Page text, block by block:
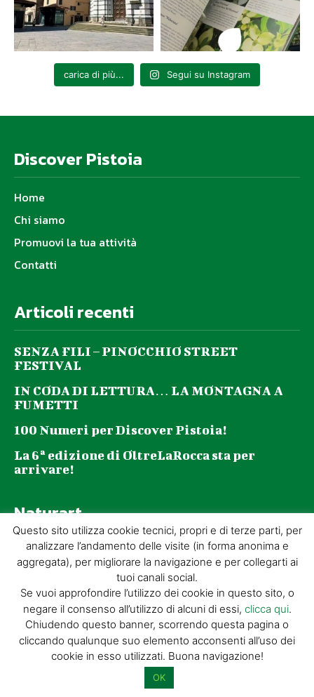
carica di più... Segui su Instagram
Discover Pistoia
Home
Chi siamo
Promuovi la tua attività
Contatti
Articoli recenti
SENZA FILI – PINOCCHIO STREET
FESTIVAL
IN CODA DI LETTURA… LA MONTAGNA A
FUMETTI
100 Numeri per Discover Pistoia!
La 6ª edizione di OltreLaRocca sta per
arrivare!
Naturart
100 Numeri per Discover Pistoia!
Aperture straordinarie della Fortezza di
Santa Barbara e dell’ex Chiesa del Tau con
“Tau Stories”, un ciclo di incontri alla
scoperta degli affreschi di...
Alla scoperta di Gavinana con NATURART 54:
un viaggio tra storia, cultura e territorio
I libri della Giorgio Tesi Editrice ora
Questo sito utilizza cookie tecnici, propri e di terze parti, per
analizzare l’andamento delle visite (in forma anonima e
aggregata), per migliorare la navigazione e per collegarti ai
tuoi canali social.
Se vuoi approfondire l’utilizzo dei cookie in questo sito, o
negare il consenso all’utilizzo di alcuni di essi, clicca qui.
Chiudendo questo banner, scorrendo questa pagina o
cliccando qualunque suo elemento acconsenti all’uso dei
cookie in esso utilizzati. Buona navigazione!
OK